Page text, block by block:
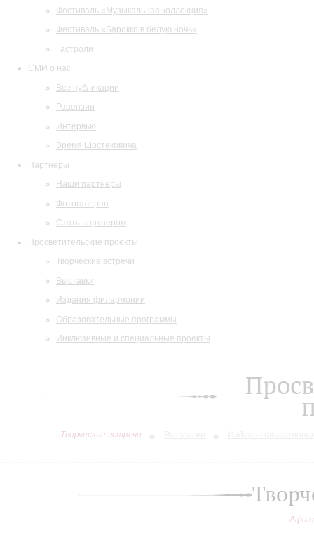
Фестиваль «Музыкальная коллекция»
Фестиваль «Барокко в белую ночь»
Гастроли
СМИ о нас
Все публикации
Рецензии
Интервью
Время Шостаковича
Партнеры
Наши партнеры
Фотогалерея
Стать партнером
Просветительские проекты
Творческие встречи
Выставки
Издания филармонии
Образовательные программы
Инклюзивные и специальные проекты
Творческие встречи